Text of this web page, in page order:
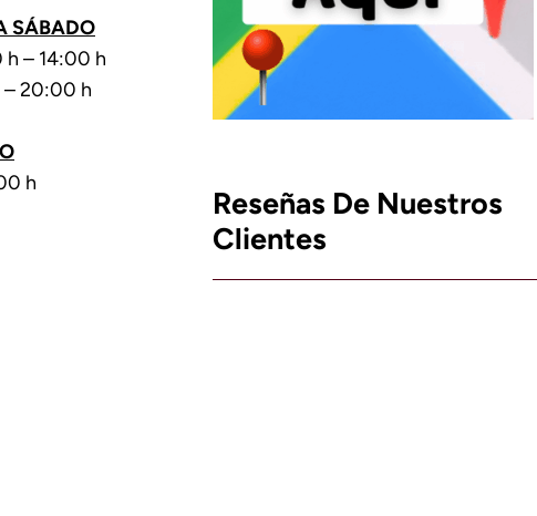
SÁBADO
h – 14:00 h
– 20:00 h
h
Reseñas De Nuestros
Clientes